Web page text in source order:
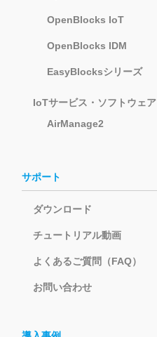
OpenBlocks IoT
OpenBlocks IDM
EasyBlocksシリーズ
IoTサービス・ソフトウェア
AirManage2
サポート
ダウンロード
チュートリアル動画
よくあるご質問（FAQ）
お問い合わせ